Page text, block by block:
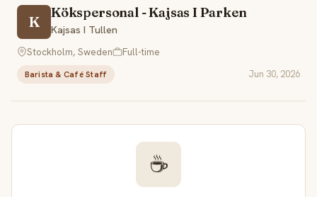
K
Kökspersonal - Kajsas I Parken
Kajsas I Tullen
Stockholm, Sweden
Full-time
Barista & Café Staff Jun 30, 2026
☕